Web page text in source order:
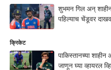
शुभमन गिल अन्
पहिल्याच चेंडूवर
क्रिकेट
पाकिस्तानच्या
जाणून घ्या व्हायरल